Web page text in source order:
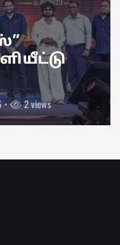
இணைய
By